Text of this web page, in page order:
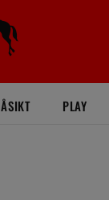
ÅSIKT PLAY